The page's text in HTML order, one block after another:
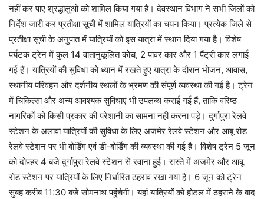
नहीं कर पाए श्रद्धालुओं को शामिल किया गया है। देवस्थान विभाग ने सभी जिलों को
निर्देश जारी कर प्रतीक्षा सूची में शामिल यात्रियों का चयन किया। प्रत्येक जिले से
प्रतीक्षा सूची के अनुपात में यात्रियों को इस यात्रा में स्थान दिया गया है। विशेष
पर्यटक ट्रेन में कुल 14 वातानुकूलित कोच, 2 पावर कार और 1 पैंट्री कार लगाई
गई हैं। यात्रियों की सुविधा को ध्यान में रखते हुए यात्रा के दौरान भोजन, आवास,
स्थानीय परिवहन और दर्शनीय स्थलों के भ्रमण की संपूर्ण व्यवस्था की गई है। ट्रेन
में चिकित्सा और अन्य आवश्यक सुविधाएं भी उपलब्ध कराई गई हैं, ताकि वरिष्ठ
नागरिकों को किसी प्रकार की परेशानी का सामना नहीं करना पड़े। दुर्गापुरा रेलवे
स्टेशन के अलावा यात्रियों की सुविधा के लिए अजमेर रेलवे स्टेशन और आबू रोड
रेलवे स्टेशन पर भी बोर्डिंग एवं डी-बोर्डिंग की व्यवस्था की गई है। विशेष ट्रेन 5 जून
को दोपहर 4 बजे दुर्गापुरा रेलवे स्टेशन से रवाना हुई। रास्ते में अजमेर और आबू
रोड स्टेशन पर यात्रियों के लिए निर्धारित ठहराव रखा गया है। 6 जून को ट्रेन
सुबह करीब 11:30 बजे सोमनाथ पहुंचेगी। यहां यात्रियों को होटल में ठहराने के बाद